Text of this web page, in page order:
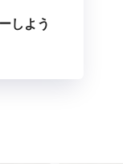
しよう